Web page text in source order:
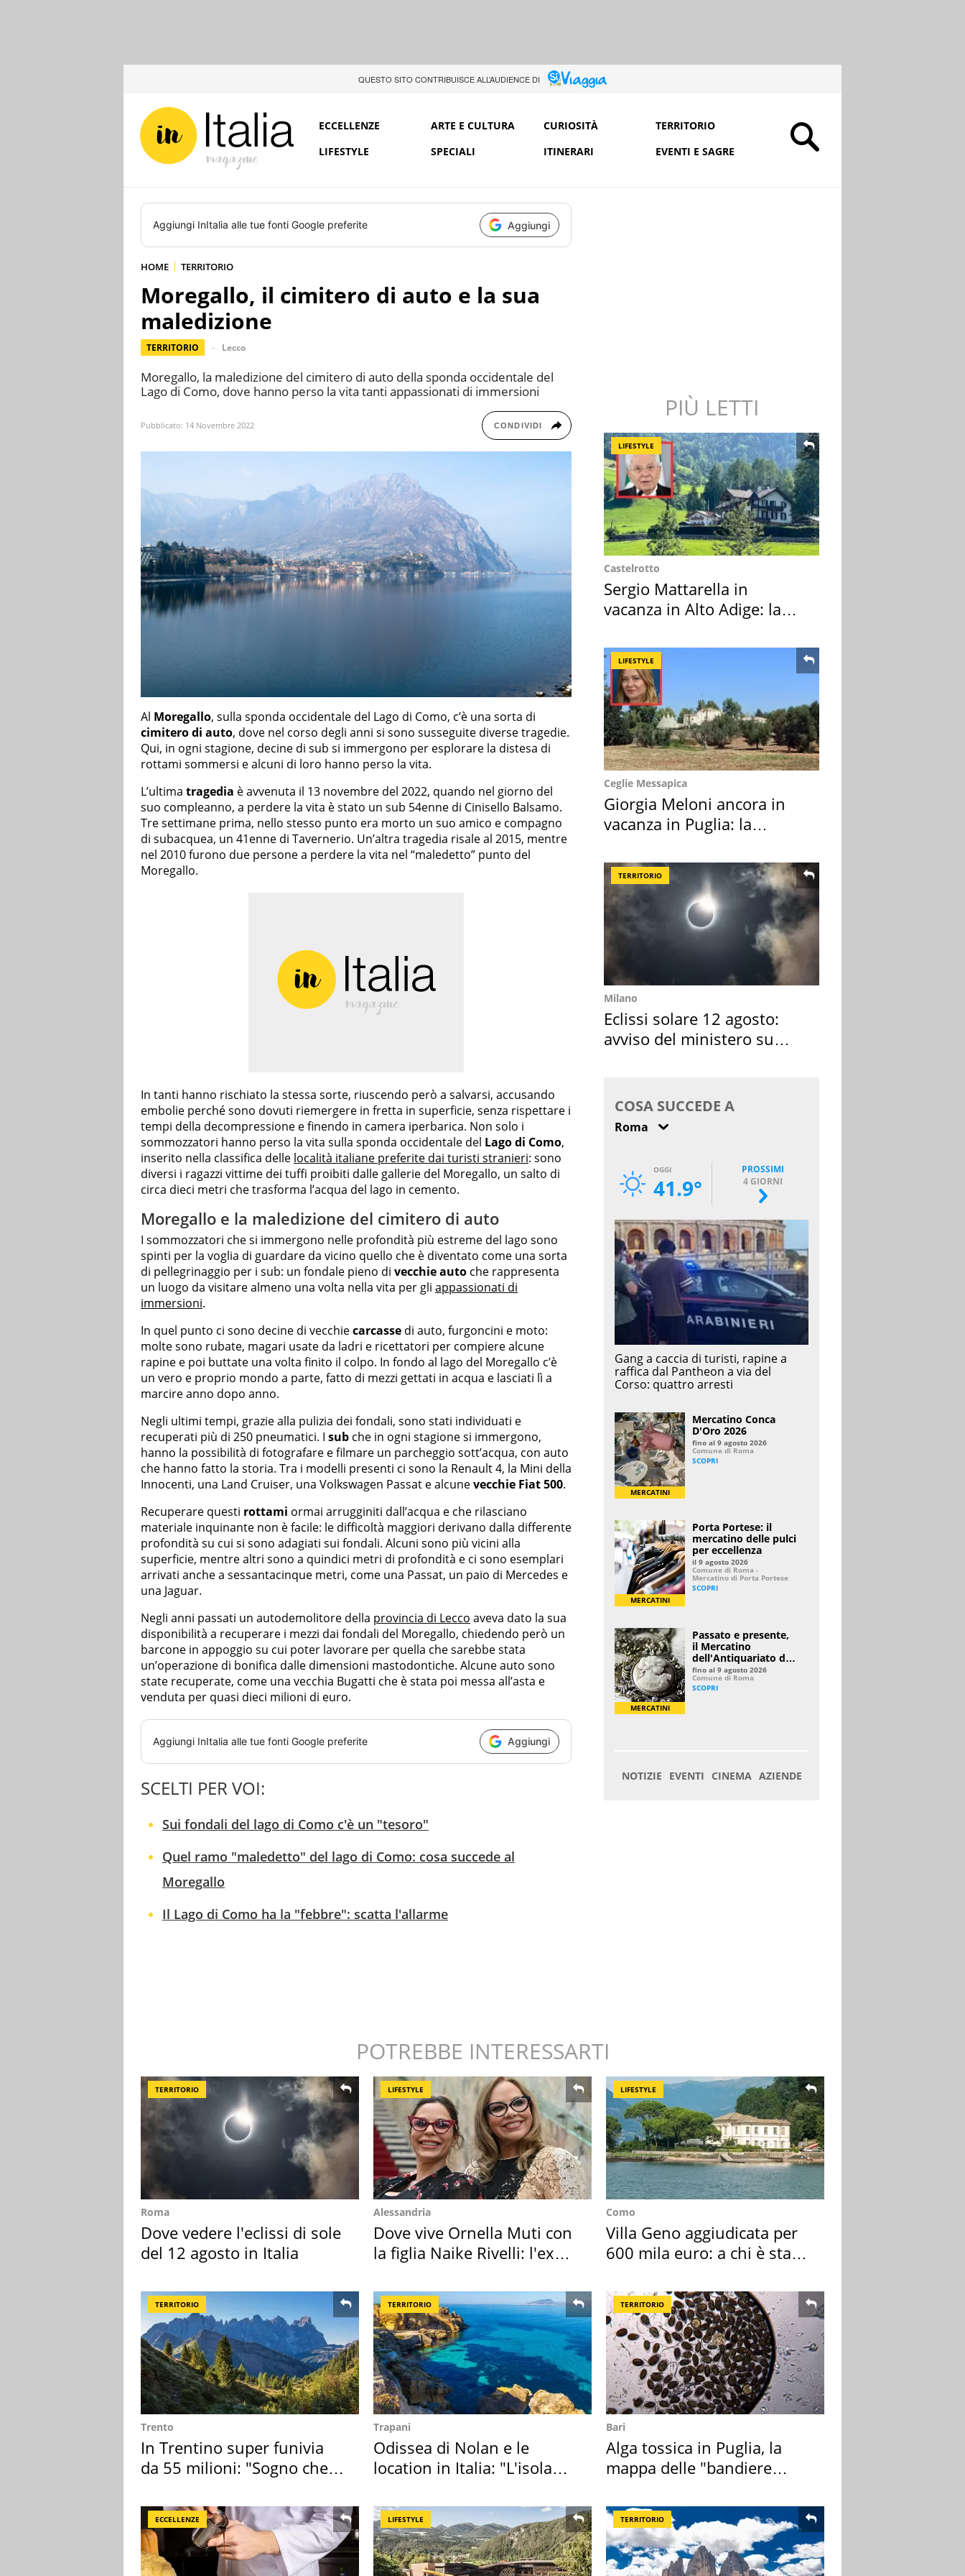
QUESTO SITO CONTRIBUISCE ALL’AUDIENCE DI
ECCELLENZE ARTE E CULTURA CURIOSITÀ
TERRITORIO
LIFESTYLE
SPECIALI ITINERARI EVENTI E SAGRE
Aggiungi InItalia alle tue fonti Google preferite Aggiungi
HOME TERRITORIO
Moregallo, il cimitero di auto e la sua
maledizione
TERRITORIO Lecco
Moregallo, la maledizione del cimitero di auto della sponda occidentale del
Lago di Como, dove hanno perso la vita tanti appassionati di immersioni
Pubblicato: 14 Novembre 2022 CONDIVIDI
Al Moregallo, sulla sponda occidentale del Lago di Como, c’è una sorta di
cimitero di auto, dove nel corso degli anni si sono susseguite diverse tragedie.
Qui, in ogni stagione, decine di sub si immergono per esplorare la distesa di
rottami sommersi e alcuni di loro hanno perso la vita.
L’ultima tragedia è avvenuta il 13 novembre del 2022, quando nel giorno del
suo compleanno, a perdere la vita è stato un sub 54enne di Cinisello Balsamo.
Tre settimane prima, nello stesso punto era morto un suo amico e compagno
di subacquea, un 41enne di Tavernerio. Un’altra tragedia risale al 2015, mentre
nel 2010 furono due persone a perdere la vita nel “maledetto” punto del
Moregallo.
In tanti hanno rischiato la stessa sorte, riuscendo però a salvarsi, accusando
embolie perché sono dovuti riemergere in fretta in superficie, senza rispettare i
tempi della decompressione e finendo in camera iperbarica. Non solo i
sommozzatori hanno perso la vita sulla sponda occidentale del Lago di Como,
inserito nella classifica delle località italiane preferite dai turisti stranieri: sono
diversi i ragazzi vittime dei tuffi proibiti dalle gallerie del Moregallo, un salto di
circa dieci metri che trasforma l’acqua del lago in cemento.
Moregallo e la maledizione del cimitero di auto
I sommozzatori che si immergono nelle profondità più estreme del lago sono
spinti per la voglia di guardare da vicino quello che è diventato come una sorta
di pellegrinaggio per i sub: un fondale pieno di vecchie auto che rappresenta
un luogo da visitare almeno una volta nella vita per gli appassionati di
immersioni.
In quel punto ci sono decine di vecchiecarcasse di auto, furgoncini e moto:
molte sono rubate, magari usate da ladri e ricettatori per compiere alcune
rapine e poi buttate una volta finito il colpo. In fondo al lago del Moregallo c’è
un vero e proprio mondo a parte, fatto di mezzi gettati in acqua e lasciati lì a
marcire anno dopo anno.
Negli ultimi tempi, grazie alla pulizia dei fondali, sono stati individuati e
recuperati più di 250 pneumatici. I sub che in ogni stagione si immergono,
hanno la possibilità di fotografare e filmare un parcheggio sott’acqua, con auto
che hanno fatto la storia. Tra i modelli presenti ci sono la Renault 4, la Mini della
Innocenti, una Land Cruiser, una Volkswagen Passat e alcunevecchie Fiat 500.
Recuperare questi rottami ormai arrugginiti dall’acqua e che rilasciano
materiale inquinante non è facile: le difficoltà maggiori derivano dalla differente
profondità su cui si sono adagiati sui fondali. Alcuni sono più vicini alla
superficie, mentre altri sono a quindici metri di profondità e ci sono esemplari
arrivati anche a sessantacinque metri, come una Passat, un paio di Mercedes e
una Jaguar.
Negli anni passati un autodemolitore della provincia di Lecco aveva dato la sua
disponibilità a recuperare i mezzi dai fondali del Moregallo, chiedendo però un
barcone in appoggio su cui poter lavorare per quella che sarebbe stata
un’operazione di bonifica dalle dimensioni mastodontiche. Alcune auto sono
state recuperate, come una vecchia Bugatti che è stata poi messa all’asta e
venduta per quasi dieci milioni di euro.
Aggiungi InItalia alle tue fonti Google preferite Aggiungi
SCELTI PER VOI:
Sui fondali del lago di Como c'è un "tesoro"
Quel ramo "maledetto" del lago di Como: cosa succede al
Moregallo
Il Lago di Como ha la "febbre": scatta l'allarme
PIÙ LETTI
LIFESTYLE
Castelrotto
Sergio Mattarella in
vacanza in Alto Adige: la
LIFESTYLE
Ceglie Messapica
Giorgia Meloni ancora in
vacanza in Puglia: la
TERRITORIO
Milano
Eclissi solare 12 agosto:
avviso del ministero su
POTREBBE INTERESSARTI
TERRITORIO
Roma
Dove vedere l'eclissi di sole
del 12 agosto in Italia
LIFESTYLE
Alessandria
Dove vive Ornella Muti con
la figlia Naike Rivelli: l'ex
LIFESTYLE
Como
Villa Geno aggiudicata per
600 mila euro: a chi è stata
TERRITORIO
Trento
In Trentino super funivia
da 55 milioni: "Sogno che si
TERRITORIO
Trapani
Odissea di Nolan e le
location in Italia: "L'isola
TERRITORIO
Bari
Alga tossica in Puglia, la
mappa delle "bandiere
ECCELLENZE LIFESTYLE TERRITORIO